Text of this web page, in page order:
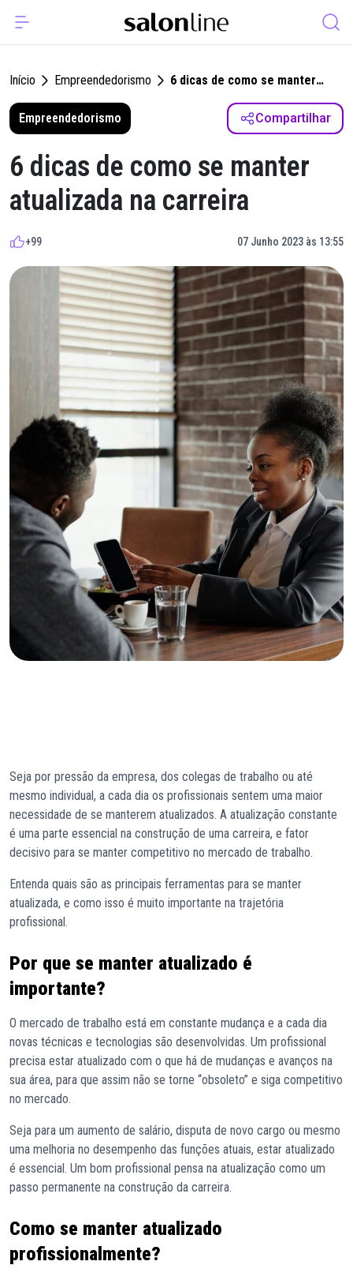
Início Empreendedorismo
6 dicas de como se manter
atualizada na carreira
Empreendedorismo
Compartilhar
6 dicas de como se manter
atualizada na carreira
+99 07 Junho 2023 às 13:55
Seja por pressão da empresa, dos colegas de trabalho ou até
mesmo individual, a cada dia os profissionais sentem uma maior
necessidade de se manterem atualizados. A atualização constante
é uma parte essencial na construção de uma carreira, e fator
decisivo para se manter competitivo no mercado de trabalho.
Entenda quais são as principais ferramentas para se manter
atualizada, e como isso é muito importante na trajetória
profissional.
Por que se manter atualizado é
importante?
O mercado de trabalho está em constante mudança e a cada dia
novas técnicas e tecnologias são desenvolvidas. Um profissional
precisa estar atualizado com o que há de mudanças e avanços na
sua área, para que assim não se torne “obsoleto” e siga competitivo
no mercado.
Seja para um aumento de salário, disputa de novo cargo ou mesmo
uma melhoria no desempenho das funções atuais, estar atualizado
é essencial. Um bom profissional pensa na atualização como um
passo permanente na construção da carreira.
Como se manter atualizado
profissionalmente?